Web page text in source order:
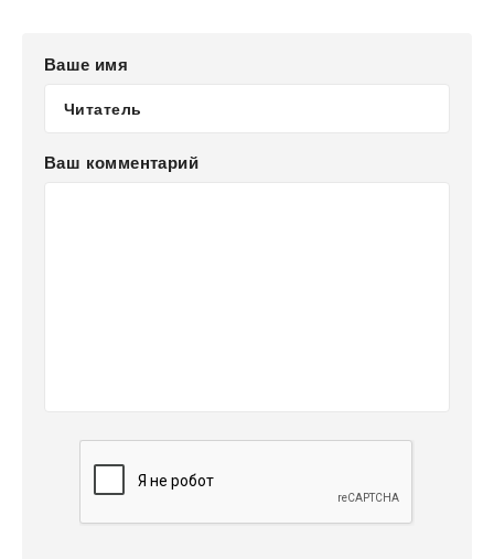
Ваше имя
Ваш комментарий